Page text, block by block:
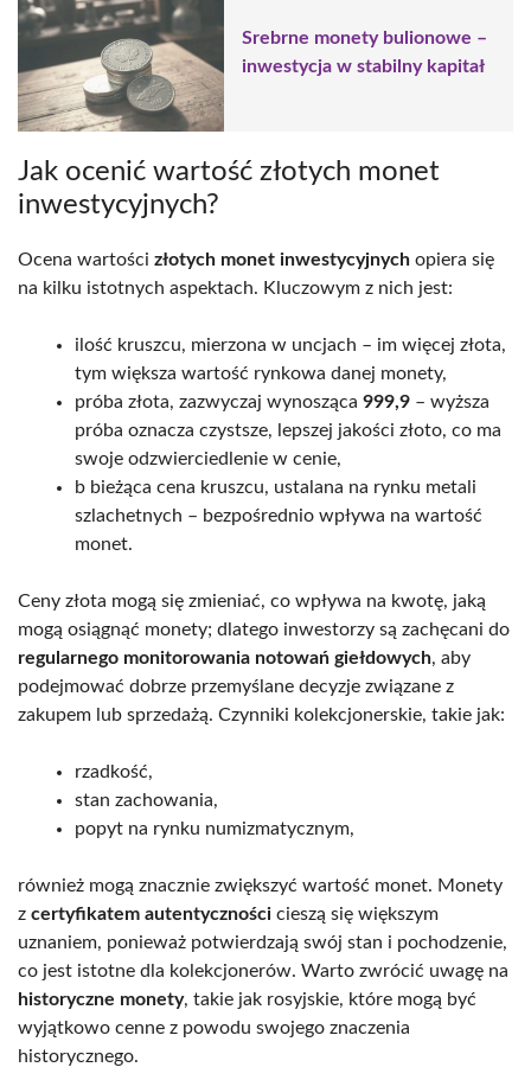
Srebrne monety bulionowe –
inwestycja w stabilny kapitał
Jak ocenić wartość złotych monet
inwestycyjnych?
Ocena wartości złotych monet inwestycyjnych opiera się
na kilku istotnych aspektach. Kluczowym z nich jest:
ilość kruszcu, mierzona w uncjach – im więcej złota,
tym większa wartość rynkowa danej monety,
próba złota, zazwyczaj wynosząca 999,9 – wyższa
próba oznacza czystsze, lepszej jakości złoto, co ma
swoje odzwierciedlenie w cenie,
b bieżąca cena kruszcu, ustalana na rynku metali
szlachetnych – bezpośrednio wpływa na wartość
monet.
Ceny złota mogą się zmieniać, co wpływa na kwotę, jaką
mogą osiągnąć monety; dlatego inwestorzy są zachęcani do
regularnego monitorowania notowań giełdowych, aby
podejmować dobrze przemyślane decyzje związane z
zakupem lub sprzedażą. Czynniki kolekcjonerskie, takie jak:
rzadkość,
stan zachowania,
popyt na rynku numizmatycznym,
również mogą znacznie zwiększyć wartość monet. Monety
z certyfikatem autentyczności cieszą się większym
uznaniem, ponieważ potwierdzają swój stan i pochodzenie,
co jest istotne dla kolekcjonerów. Warto zwrócić uwagę na
historyczne monety, takie jak rosyjskie, które mogą być
wyjątkowo cenne z powodu swojego znaczenia
historycznego.